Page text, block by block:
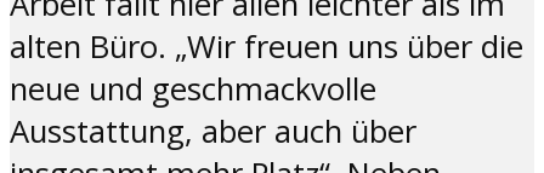
alten Büro. „Wir freuen uns über die
neue und geschmackvolle
Ausstattung, aber auch über